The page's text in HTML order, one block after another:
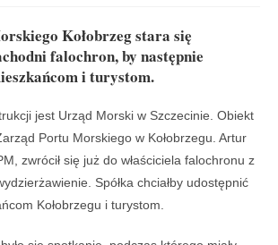
Kołobrzeg stara się
falochron, by następnie
i turystom.
jest Urząd Morski w Szczecinie. Obiekt
Portu Morskiego w Kołobrzegu. Artur
zwrócił się już do właściciela falochronu z
Spółka chciałby udostępnić
Kołobrzegu i turystom.